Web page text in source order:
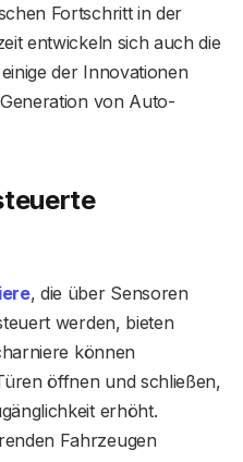
Fortschritt in der
entwickeln sich auch die
der Innovationen
von Auto-
, die über Sensoren
werden, bieten
können
öffnen und schließen,
erhöht.
Fahrzeugen